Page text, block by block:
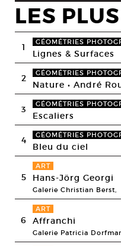
LES
1 GÉOMÉTRIES
Lignes & Surfaces
2 GÉOMÉTRIES
Nature • André
3 GÉOMÉTRIES
Escaliers
4 GÉOMÉTRIES
Bleu du ciel
5
ART
Hans-Jörg Georgi
Galerie Christian Berst,
6
ART
Affranchi
Galerie Patricia